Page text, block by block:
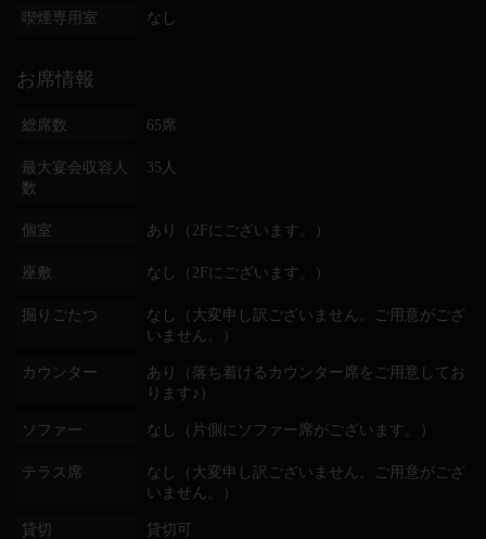
喫煙専用室 なし
お席情報
総席数 65席
最大宴会収容人
数
35人
個室 あり（2Fにございます。）
座敷 なし（2Fにございます。）
掘りごたつ
なし（大変申し訳ございません。ご用意がござ
いません。）
カウンター
あり（落ち着けるカウンター席をご用意してお
ります♪）
ソファー なし（片側にソファー席がございます。）
テラス席
なし（大変申し訳ございません。ご用意がござ
いません。）
貸切 貸切可